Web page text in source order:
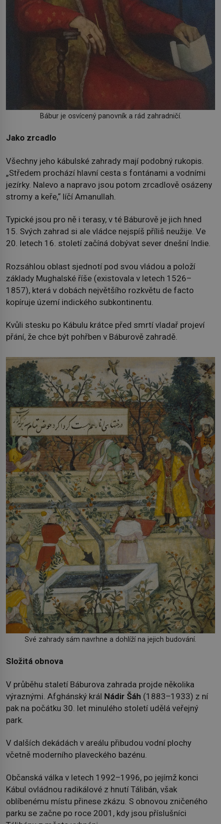
Bábur je osvícený panovník a rád zahradničí.
Jako zrcadlo
Všechny jeho kábulské zahrady mají podobný rukopis.
„Středem prochází hlavní cesta s fontánami a vodními
jezírky. Nalevo a napravo jsou potom zrcadlově osázeny
stromy a keře,“ líčí Amanullah.
Typické jsou pro ně i terasy, v té Báburově je jich hned
15. Svých zahrad si ale vládce nejspíš příliš neužije. Ve
20. letech 16. století začíná dobývat sever dnešní Indie.
Rozsáhlou oblast sjednotí pod svou vládou a položí
základy Mughalské říše (existovala v letech 1526–
1857), která v dobách největšího rozkvětu de facto
kopíruje území indického subkontinentu.
Kvůli stesku po Kábulu krátce před smrtí vladař projeví
přání, že chce být pohřben v Báburově zahradě.
Své zahrady sám navrhne a dohlíží na jejich budování.
Složitá obnova
V průběhu staletí Báburova zahrada projde několika
výraznými. Afghánský král Nádir Šáh (1883–1933) z ní
pak na počátku 30. let minulého století udělá veřejný
park.
V dalších dekádách v areálu přibudou vodní plochy
včetně moderního plaveckého bazénu.
Občanská válka v letech 1992–1996, po jejímž konci
Kábul ovládnou radikálové z hnutí Tálibán, však
oblíbenému místu přinese zkázu. S obnovou zničeného
parku se začne po roce 2001, kdy jsou příslušníci